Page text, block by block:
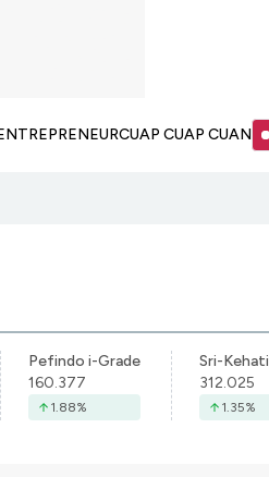
CUAP CUAP CUAN
Pefindo i-Grade
160.377
1.88%
Sri-Kehati
312.025
1.35%